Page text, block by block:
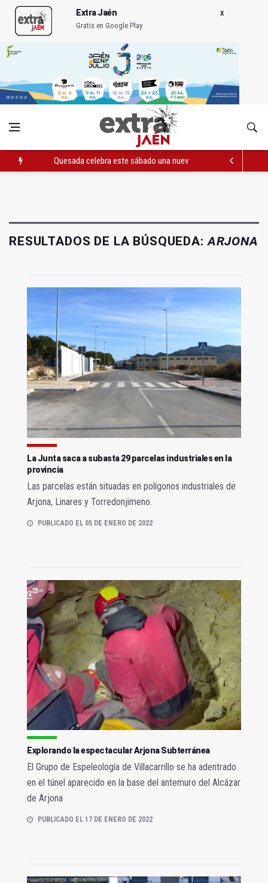
Extra Jaén
Gratis en Google Play
Quesada celebra este sábado una nueva jornada de Orgullo
RESULTADOS DE LA BÚSQUEDA:ARJONA
La Junta saca a subasta 29 parcelas industriales en la
provincia
Las parcelas están situadas en polígonos industriales de
Arjona, Linares y Torredonjimeno.
PUBLICADO EL 05 DE ENERO DE 2022
Explorando la espectacular Arjona Subterránea
El Grupo de Espeleología de Villacarrillo se ha adentrado
en el túnel aparecido en la base del antemuro del Alcázar
de Arjona
PUBLICADO EL 17 DE ENERO DE 2022